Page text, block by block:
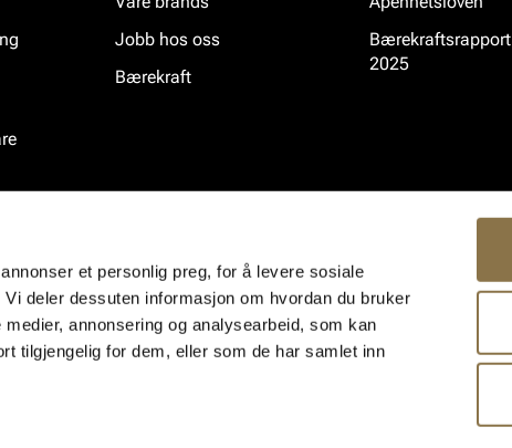
et personlig preg, for å levere sosiale
deler dessuten informasjon om hvordan du bruker
annonsering og analysearbeid, som kan
tilgjengelig for dem, eller som de har samlet inn
Jobb hos oss
Bærekraft
Bærekraftsrapport
2025